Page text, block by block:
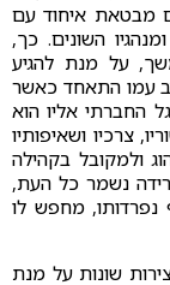
מבטאת איחוד עם
השונים. כך,
על מנת להגיע
עמו התאחד כאשר
החברתי אליו הוא
צרכיו ושאיפותיו
ולמקובל בקהילה
נשמר כל העת,
נפרדותו, מחפש לו
שונות על מנת